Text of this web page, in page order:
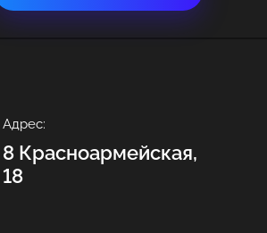
Адрес:
8 Красноармейская,
18